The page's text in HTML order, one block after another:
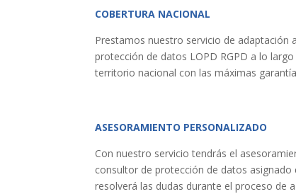
COBERTURA NACIONAL
Prestamos nuestro servicio de adaptación
protección de datos LOPD RGPD a lo
territorio nacional con las máximas
ASESORAMIENTO PERSONALIZADO
Con nuestro servicio tendrás el
consultor de protección de datos asignado
resolverá las dudas durante el proceso de